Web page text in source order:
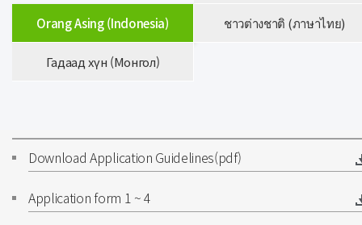
Orang Asing (Indonesia) ชาวต่างชาติ (ภาษาไทย)
Гадаад хүн (Монгол)
Download Application Guidelines(pdf)
Application form 1 ~ 4